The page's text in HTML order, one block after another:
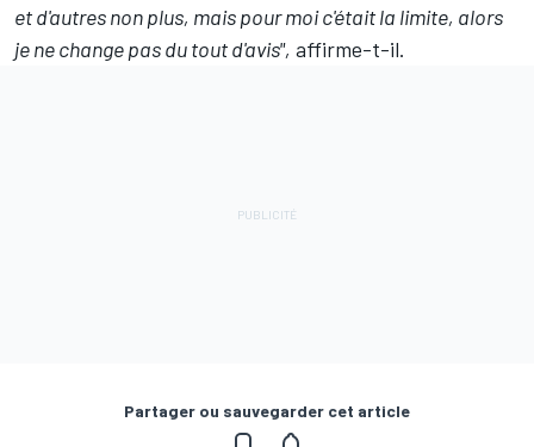
et d'autres non plus, mais pour moi c'était la limite, alors
je ne change pas du tout d'avis", affirme-t-il.
Partager ou sauvegarder cet article